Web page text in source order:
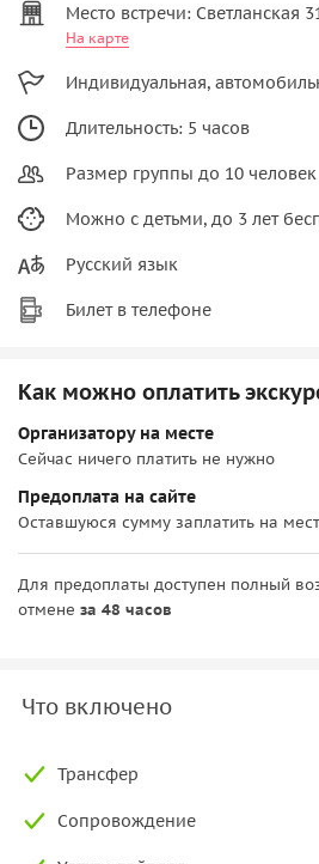
Место встречи: Светланская
На карте
Индивидуальная,
Длительность: 5 часов
Размер группы до 10 человек
Можно с детьми, до 3 лет
Русский язык
Билет в телефоне
Как можно оплатить
Организатору на месте
Сейчас ничего платить не нужно
Предоплата на сайте
Оставшуюся сумму заплатить на
Для предоплаты доступен полный
отмене за 48 часов
Что включено
Трансфер
Сопровождение